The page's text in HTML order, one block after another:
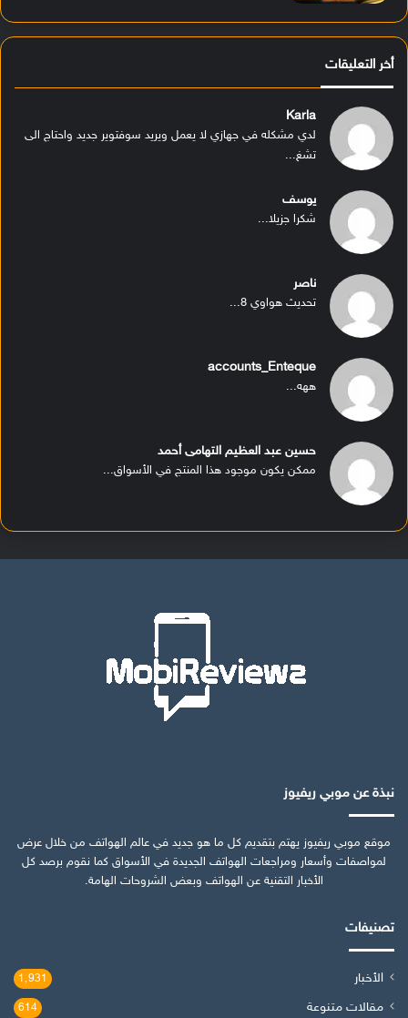
أخر التعليقات
Karla
لدي مشكله في جهازي لا يعمل ويريد سوفتوير جديد واحتاج الى
تشغ...
يوسف
شكرا جزيلا...
ناصر
تحديث هواوي 8...
accounts_Enteque
ههه...
حسين عبد العظيم التهامى أحمد
ممكن يكون موجود هذا المنتج في الأسواق...
نبذة عن موبي ريفيوز
موقع موبي ريفيوز يهتم بتقديم كل ما هو جديد في عالم الهواتف من خلال عرض
لمواصفات وأسعار ومراجعات الهواتف الجديدة في الأسواق كما نقوم برصد كل
الأخبار التقنية عن الهواتف وبعض الشروحات الهامة.
تصنيفات
الأخبار 1٬931
مقالات متنوعة 614